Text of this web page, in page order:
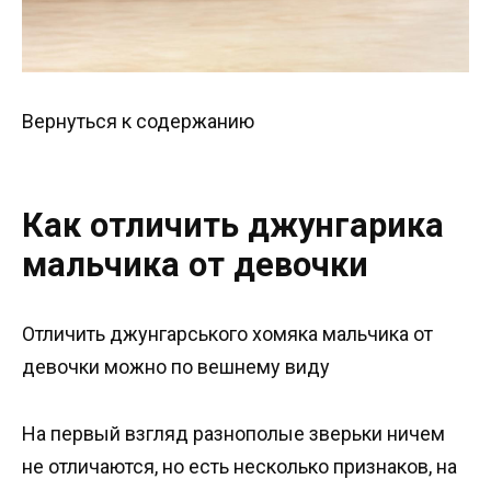
Вернуться к содержанию
Как отличить джунгарика
мальчика от девочки
Отличить джунгарського хомяка мальчика от
девочки можно по вешнему виду
На первый взгляд разнополые зверьки ничем
не отличаются, но есть несколько признаков, на